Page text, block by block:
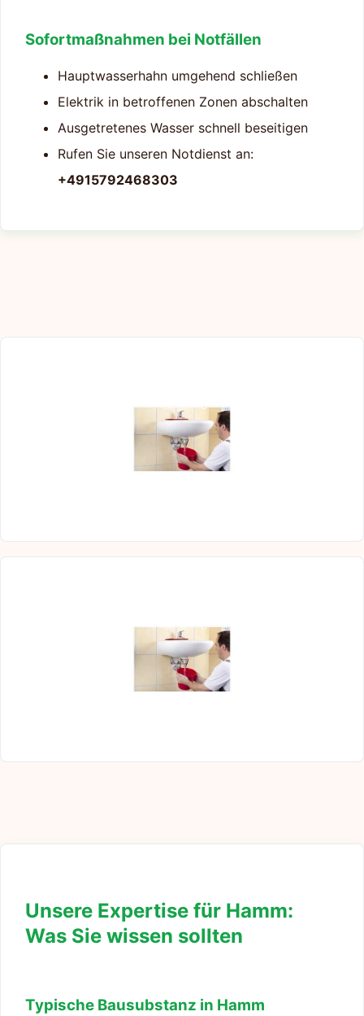
Sofortmaßnahmen bei Notfällen
Hauptwasserhahn umgehend schließen
Elektrik in betroffenen Zonen abschalten
Ausgetretenes Wasser schnell beseitigen
Rufen Sie unseren Notdienst an:
+4915792468303
Unsere Expertise für Hamm:
Was Sie wissen sollten
Typische Bausubstanz in Hamm